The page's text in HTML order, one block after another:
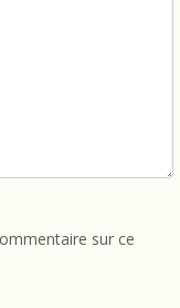
sur ce